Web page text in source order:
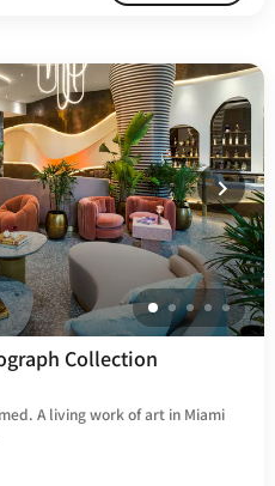
Collection
A living work of art in Miami